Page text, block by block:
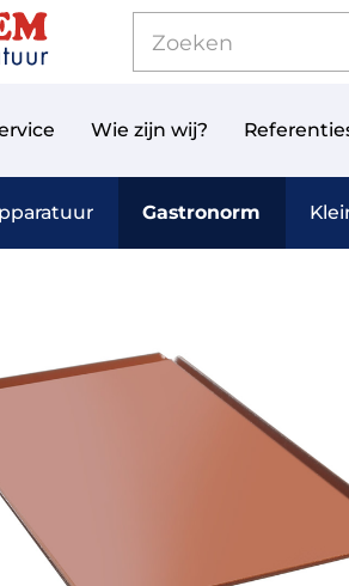
Wie zijn wij?
Gastronorm